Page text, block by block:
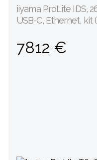
iiyama ProLite IDS,
USB-C, Ethernet, kit
7812 €